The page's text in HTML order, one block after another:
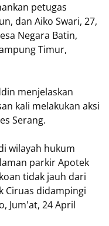
petugas
dan Aiko Swari, 27,
Negara Batin,
Timur,
menjelaskan
kali melakukan aksi
Serang.
wilayah hukum
parkir Apotek
tidak jauh dari
Ciruas didampingi
Jum'at, 24 April